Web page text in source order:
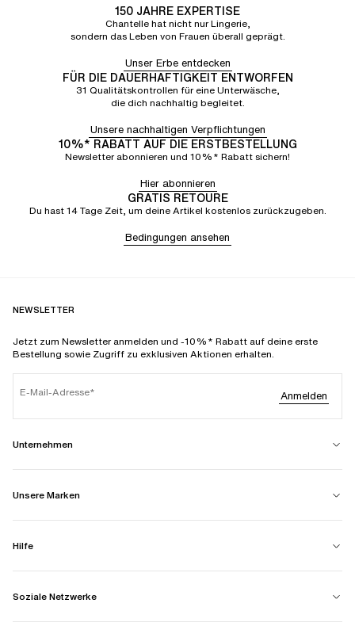
150 JAHRE EXPERTISE
Chantelle hat nicht nur Lingerie,
sondern das Leben von Frauen überall geprägt.
Unser Erbe entdecken
FÜR DIE DAUERHAFTIGKEIT ENTWORFEN
31 Qualitätskontrollen für eine Unterwäsche,
die dich nachhaltig begleitet.
Unsere nachhaltigen Verpflichtungen
10%* RABATT AUF DIE ERSTBESTELLUNG
Newsletter abonnieren und 10%* Rabatt sichern!
Hier abonnieren
GRATIS RETOURE
Du hast 14 Tage Zeit, um deine Artikel kostenlos zurückzugeben.
Bedingungen ansehen
NEWSLETTER
Jetzt zum Newsletter anmelden und -10%* Rabatt auf deine erste
Bestellung sowie Zugriff zu exklusiven Aktionen erhalten.
E-Mail-Adresse Anmelden
Unternehmen
Unsere Marken
Hilfe
Soziale Netzwerke